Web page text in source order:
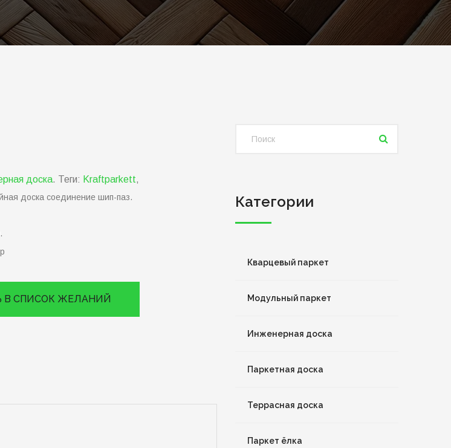
доска. Теги: Kraftparkett,
доска соединение шип-паз.
В СПИСОК ЖЕЛАНИЙ
Категории
Кварцевый паркет
Модульный паркет
Инженерная доска
Паркетная доска
Террасная доска
Паркет ёлка